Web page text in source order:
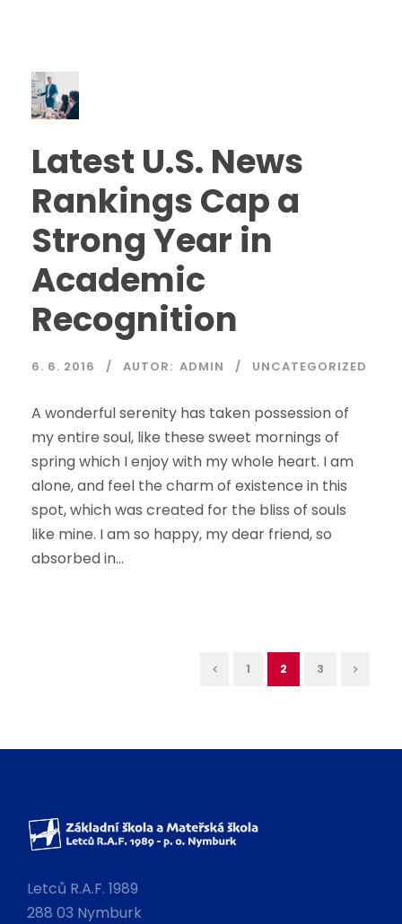
Latest U.S. News
Rankings Cap a
Strong Year in
Academic
Recognition
6. 6. 2016 AUTOR: ADMIN UNCATEGORIZED
A wonderful serenity has taken possession of
my entire soul, like these sweet mornings of
spring which I enjoy with my whole heart. I am
alone, and feel the charm of existence in this
spot, which was created for the bliss of souls
like mine. I am so happy, my dear friend, so
absorbed in...
1 2 3
Letců R.A.F. 1989
288 03 Nymburk